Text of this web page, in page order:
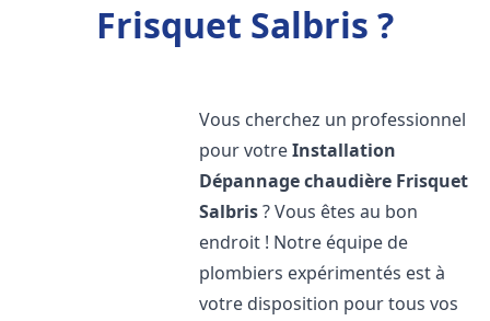
Frisquet Salbris ?
Vous cherchez un professionnel
pour votreInstallation
Dépannage chaudière Frisquet
Salbris? Vous êtes au bon
endroit ! Notre équipe de
plombiers expérimentés est à
votre disposition pour tous vos